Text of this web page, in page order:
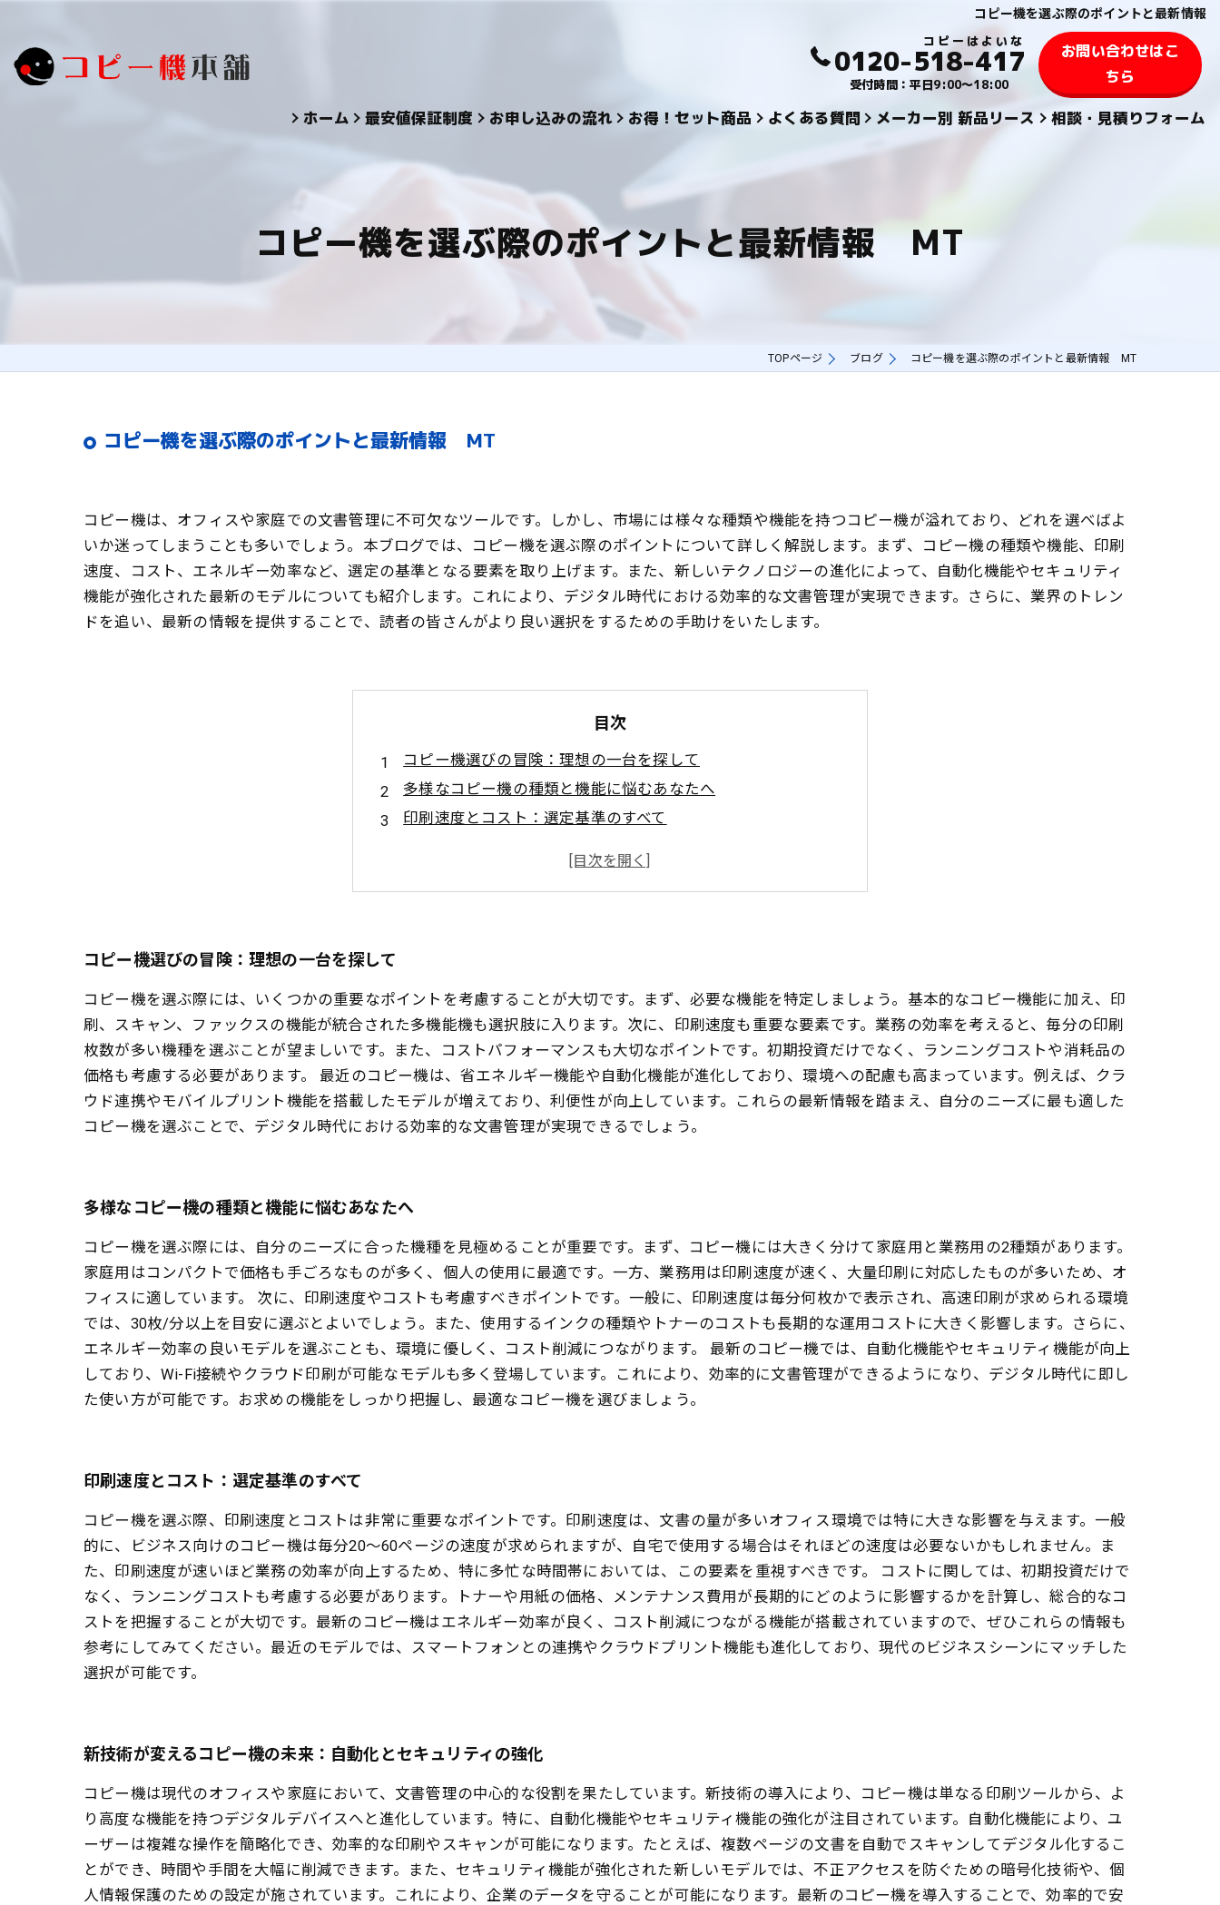
コピー機を選ぶ際のポイントと最新情報
0120-518-417
受付時間：平日9:00～18:00
お問い合わせはこ
ちら
ホーム 最安値保証制度 お申し込みの流れ お得！セット商品 よくある質問 メーカー別 新品リース
SHARPシャープ
相談・見積りフォーム
コピー機を選ぶ際のポイントと最新情報 MT
TOPページ ブログ コピー機を選ぶ際のポイントと最新情報 MT
コピー機を選ぶ際のポイントと最新情報 MT
コピー機は、オフィスや家庭での文書管理に不可欠なツールです。しかし、市場には様々な種類や機能を持つコピー機が溢れており、どれを選べばよ
いか迷ってしまうことも多いでしょう。本ブログでは、コピー機を選ぶ際のポイントについて詳しく解説します。まず、コピー機の種類や機能、印刷
速度、コスト、エネルギー効率など、選定の基準となる要素を取り上げます。また、新しいテクノロジーの進化によって、自動化機能やセキュリティ
機能が強化された最新のモデルについても紹介します。これにより、デジタル時代における効率的な文書管理が実現できます。さらに、業界のトレン
ドを追い、最新の情報を提供することで、読者の皆さんがより良い選択をするための手助けをいたします。
目次
コピー機選びの冒険：理想の一台を探して
多様なコピー機の種類と機能に悩むあなたへ
印刷速度とコスト：選定基準のすべて
コピー機選びの冒険：理想の一台を探して
コピー機を選ぶ際には、いくつかの重要なポイントを考慮することが大切です。まず、必要な機能を特定しましょう。基本的なコピー機能に加え、印
刷、スキャン、ファックスの機能が統合された多機能機も選択肢に入ります。次に、印刷速度も重要な要素です。業務の効率を考えると、毎分の印刷
枚数が多い機種を選ぶことが望ましいです。また、コストパフォーマンスも大切なポイントです。初期投資だけでなく、ランニングコストや消耗品の
価格も考慮する必要があります。 最近のコピー機は、省エネルギー機能や自動化機能が進化しており、環境への配慮も高まっています。例えば、クラ
ウド連携やモバイルプリント機能を搭載したモデルが増えており、利便性が向上しています。これらの最新情報を踏まえ、自分のニーズに最も適した
コピー機を選ぶことで、デジタル時代における効率的な文書管理が実現できるでしょう。
多様なコピー機の種類と機能に悩むあなたへ
コピー機を選ぶ際には、自分のニーズに合った機種を見極めることが重要です。まず、コピー機には大きく分けて家庭用と業務用の2種類があります。
家庭用はコンパクトで価格も手ごろなものが多く、個人の使用に最適です。一方、業務用は印刷速度が速く、大量印刷に対応したものが多いため、オ
フィスに適しています。 次に、印刷速度やコストも考慮すべきポイントです。一般に、印刷速度は毎分何枚かで表示され、高速印刷が求められる環境
では、30枚/分以上を目安に選ぶとよいでしょう。また、使用するインクの種類やトナーのコストも長期的な運用コストに大きく影響します。さらに、
エネルギー効率の良いモデルを選ぶことも、環境に優しく、コスト削減につながります。 最新のコピー機では、自動化機能やセキュリティ機能が向上
しており、Wi-Fi接続やクラウド印刷が可能なモデルも多く登場しています。これにより、効率的に文書管理ができるようになり、デジタル時代に即し
た使い方が可能です。お求めの機能をしっかり把握し、最適なコピー機を選びましょう。
印刷速度とコスト：選定基準のすべて
コピー機を選ぶ際、印刷速度とコストは非常に重要なポイントです。印刷速度は、文書の量が多いオフィス環境では特に大きな影響を与えます。一般
的に、ビジネス向けのコピー機は毎分20～60ページの速度が求められますが、自宅で使用する場合はそれほどの速度は必要ないかもしれません。ま
た、印刷速度が速いほど業務の効率が向上するため、特に多忙な時間帯においては、この要素を重視すべきです。 コストに関しては、初期投資だけで
なく、ランニングコストも考慮する必要があります。トナーや用紙の価格、メンテナンス費用が長期的にどのように影響するかを計算し、総合的なコ
ストを把握することが大切です。最新のコピー機はエネルギー効率が良く、コスト削減につながる機能が搭載されていますので、ぜひこれらの情報も
参考にしてみてください。最近のモデルでは、スマートフォンとの連携やクラウドプリント機能も進化しており、現代のビジネスシーンにマッチした
選択が可能です。
新技術が変えるコピー機の未来：自動化とセキュリティの強化
コピー機は現代のオフィスや家庭において、文書管理の中心的な役割を果たしています。新技術の導入により、コピー機は単なる印刷ツールから、よ
り高度な機能を持つデジタルデバイスへと進化しています。特に、自動化機能やセキュリティ機能の強化が注目されています。自動化機能により、ユ
ーザーは複雑な操作を簡略化でき、効率的な印刷やスキャンが可能になります。たとえば、複数ページの文書を自動でスキャンしてデジタル化するこ
とができ、時間や手間を大幅に削減できます。また、セキュリティ機能が強化された新しいモデルでは、不正アクセスを防ぐための暗号化技術や、個
人情報保護のための設定が施されています。これにより、企業のデータを守ることが可能になります。最新のコピー機を導入することで、効率的で安